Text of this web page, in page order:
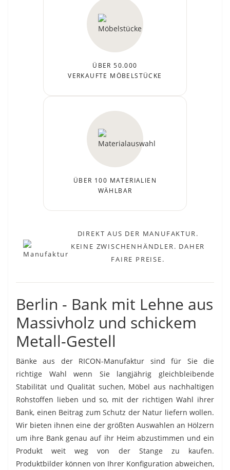
ÜBER 50.000
VERKAUFTE MÖBELSTÜCKE
ÜBER 100 MATERIALIEN
WÄHLBAR
DIREKT AUS DER MANUFAKTUR.
KEINE ZWISCHENHÄNDLER. DAHER
FAIRE PREISE.
Berlin - Bank mit Lehne aus
Massivholz und schickem
Metall-Gestell
Bänke aus der RICON-Manufaktur sind für Sie die
richtige Wahl wenn Sie langjährig gleichbleibende
Stabilität und Qualität suchen, Möbel aus nachhaltigen
Rohstoffen lieben und so, mit der richtigen Wahl ihrer
Bank, einen Beitrag zum Schutz der Natur liefern wollen.
Wir bieten ihnen eine der größten Auswahlen an Hölzern
um ihre Bank genau auf ihr Heim abzustimmen und ein
Produkt weit weg von der Stange zu kaufen.
Produktbilder können von Ihrer Konfiguration abweichen,